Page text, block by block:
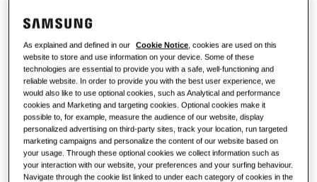
Хотели
Малопродажен објект
Ресторан
Канцеларија
Одржливост
Решенија за климатизација
Контроли
As explained and defined in our Cookie Notice, cookies are used on this
website to store and use information on your device. Some of these
technologies are essential to provide you with a safe, well-functioning and
reliable website. In order to provide you with the best user experience, we
would also like to use optional cookies, such as Analytical and performance
cookies and Marketing and targeting cookies. Optional cookies make it
possible to, for example, measure the audience of our website, display
personalized advertising on third-party sites, track your location, run targeted
marketing campaigns and personalize the content of our website based on
your usage. Through these optional cookies we collect information such as
your interaction with our website, your preferences and your surfing behaviour.
Navigate through the cookie list linked to under each category of cookies in the